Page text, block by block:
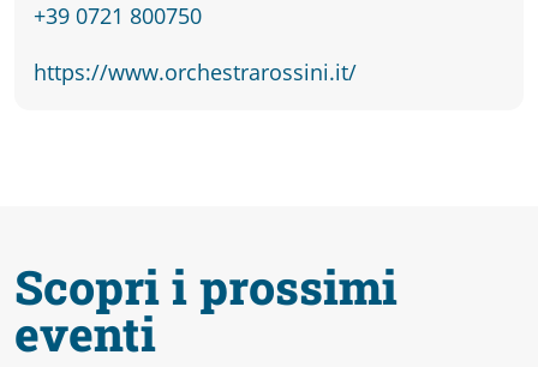
Informazioni
+39 0721 800750
https://www.orchestrarossini.it/
Scopri i prossimi
eventi